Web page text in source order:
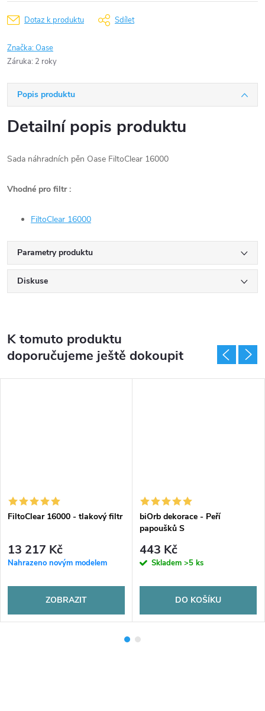
Dotaz k produktu Sdílet
Značka:Oase
Záruka: 2 roky
Popis produktu
Detailní popis produktu
Sada náhradních pěn Oase FiltoClear 16000
Vhodné pro filtr :
FiltoClear 16000
Parametry produktu
Diskuse
K tomuto produktu
doporučujeme ještě dokoupit
FiltoClear 16000 - tlakový filtr
13 217 Kč
Nahrazeno novým modelem
ZOBRAZIT
biOrb dekorace - Peří
papoušků S
443 Kč
Skladem >5 ks
DO KOŠÍKU